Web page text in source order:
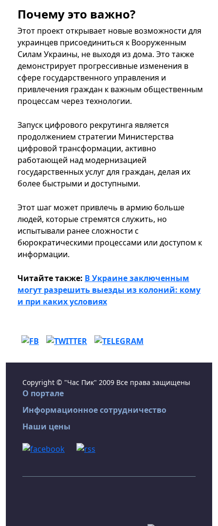
Почему это важно?
Этот проект открывает новые возможности для
украинцев присоединиться к Вооруженным
Силам Украины, не выходя из дома. Это также
демонстрирует прогрессивные изменения в
сфере государственного управления и
привлечения граждан к важным общественным
процессам через технологии.
Запуск цифрового рекрутинга является
продолжением стратегии Министерства
цифровой трансформации, активно
работающей над модернизацией
государственных услуг для граждан, делая их
более быстрыми и доступными.
Этот шаг может привлечь в армию больше
людей, которые стремятся служить, но
испытывали ранее сложности с
бюрократическими процессами или доступом к
информации.
Читайте также: В Украине заключенным
могут разрешить выезды из колоний: кому
и при каких условиях
Copyright © "Час Пик" 2009 Все права защищены
О портале
Информационное сотрудничество
Наши цены